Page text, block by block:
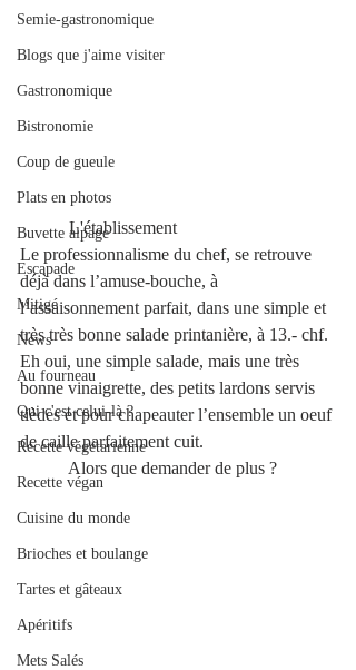
Semie-gastronomique
Blogs que j'aime visiter
Gastronomique
Bistronomie
Coup de gueule
Plats en photos
Buvette alpage
Escapade
Mitigé
News
Au fourneau
Qui c'est celui-là ?
Recette végétarienne
Recette végan
Cuisine du monde
Brioches et boulange
Tartes et gâteaux
Apéritifs
Mets Salés
           L'établissement
Le professionnalisme du chef, se retrouve
déjà dans l’amuse-bouche, à
l’assaisonnement parfait, dans une simple et
très très bonne salade printanière, à 13.- chf.
Eh oui, une simple salade, mais une très
bonne vinaigrette, des petits lardons servis
tièdes et pour chapeauter l’ensemble un oeuf
de caille parfaitement cuit.
           Alors que demander de plus ?